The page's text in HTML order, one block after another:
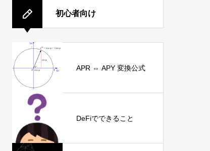
初心者向け
APR ⇔ APY 変換公式
DeFiでできること